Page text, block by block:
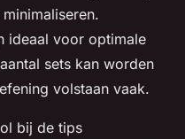
ideaal voor optimale
sets kan worden
volstaan vaak.
bij de tips